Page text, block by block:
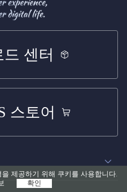
제공하기 위해 쿠키를 사용합니다.
확인
드 센터
스토어